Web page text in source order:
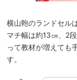
横山鞄のランドセル
マチ幅は約13㎝、2
って教材が増えても
す。